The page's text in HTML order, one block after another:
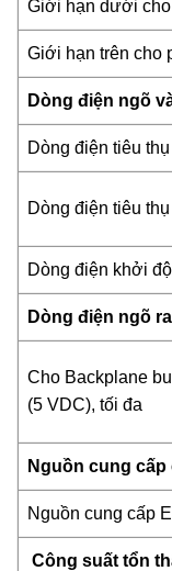
Giới hạn dưới
Giới hạn trên cho
Dòng điện ngõ
Dòng điện tiêu thụ
Dòng điện tiêu
Dòng điện khởi
Dòng điện ngõ ra
Cho Backplane
(5 VDC), tối đa
Nguồn cung
Nguồn cung cấp
Công suất tổn